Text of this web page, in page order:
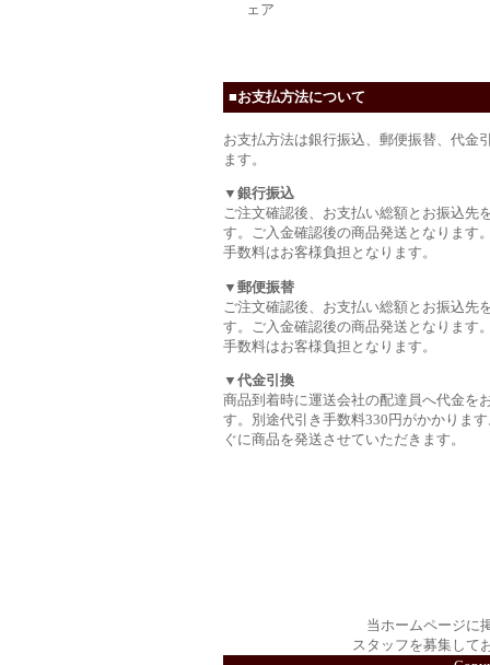
ェア
■お支払方法について
お支払方法は銀行振込、郵便振替、代金
ます。
▼銀行振込
ご注文確認後、お支払い総額とお振込先
す。ご入金確認後の商品発送となります
手数料はお客様負担となります。
▼郵便振替
ご注文確認後、お支払い総額とお振込先
す。ご入金確認後の商品発送となります
手数料はお客様負担となります。
▼代金引換
商品到着時に運送会社の配達員へ代金を
す。別途代引き手数料330円がかかりま
ぐに商品を発送させていただきます。
当ホームページに
スタッフを募集して